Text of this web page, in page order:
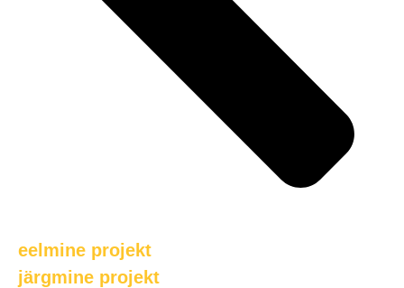
eelmine projekt
järgmine projekt